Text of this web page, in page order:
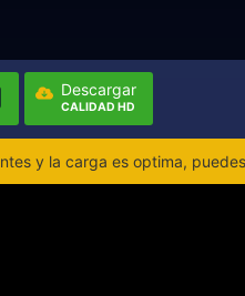
Descargar
CALIDAD HD
y la carga es optima,